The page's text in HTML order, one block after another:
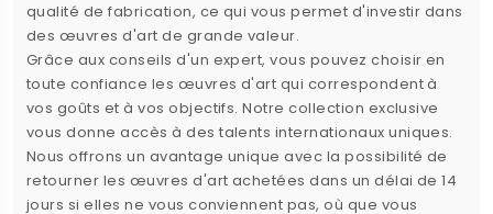
qualité de fabrication, ce qui vous permet d'investir dans
des œuvres d'art de grande valeur.
Grâce aux conseils d'un expert, vous pouvez choisir en
toute confiance les œuvres d'art qui correspondent à
vos goûts et à vos objectifs. Notre collection exclusive
vous donne accès à des talents internationaux uniques.
Nous offrons un avantage unique avec la possibilité de
retourner les œuvres d'art achetées dans un délai de 14
jours si elles ne vous conviennent pas, où que vous